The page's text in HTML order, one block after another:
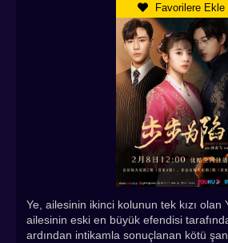
Favorilere Ekle
Ye, ailesinin ikinci kolunun tek kızı olan
ailesinin eski en büyük efendisi
ardından intikamla sonuçlanan kötü